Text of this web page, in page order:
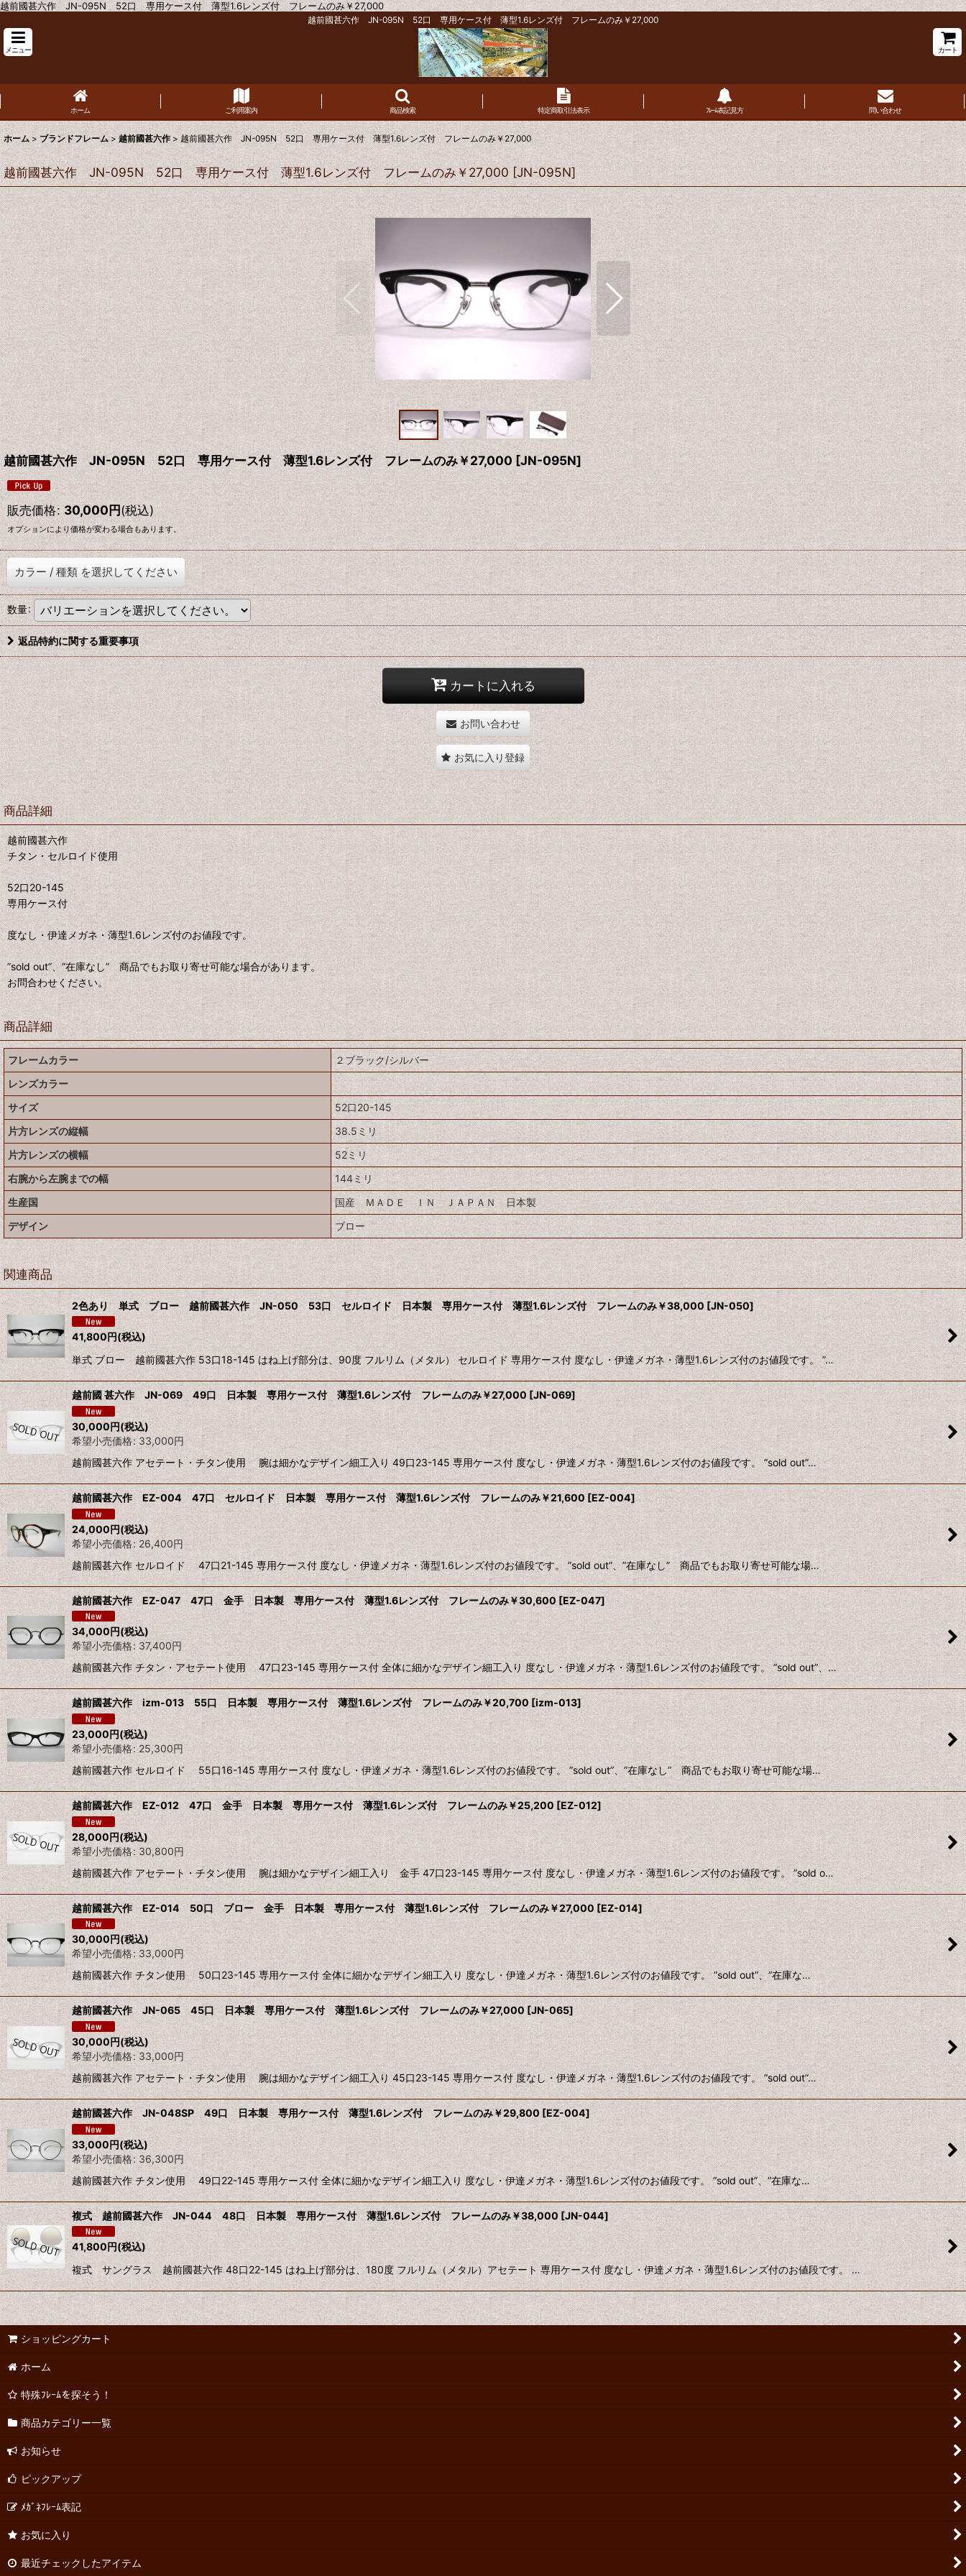
越前國甚六作 JN-095N 52口 専用ケース付 薄型1.6レンズ付 フレームのみ￥27,000
越前國甚六作 JN-095N 52口 専用ケース付 薄型1.6レンズ付 フレームのみ￥27,000
メニュー カート
ホーム ご利用案内 商品検索 特定商取引法表示 ﾌﾚｰﾑ表記見方 問い合わせ
ホーム > ブランドフレーム > 越前國甚六作 > 越前國甚六作 JN-095N 52口 専用ケース付 薄型1.6レンズ付 フレームのみ￥27,000
越前國甚六作 JN-095N 52口 専用ケース付 薄型1.6レンズ付 フレームのみ￥27,000 [JN-095N]
越前國甚六作 JN-095N 52口 専用ケース付 薄型1.6レンズ付 フレームのみ￥27,000 [JN-095N]
販売価格: 30,000円(税込)
オプションにより価格が変わる場合もあります。
カラー / 種類 を選択してください
数量:
返品特約に関する重要事項
カートに入れる
お問い合わせ
お気に入り登録
商品詳細
越前國甚六作
チタン・セルロイド使用
52口20-145
専用ケース付
度なし・伊達メガネ・薄型1.6レンズ付のお値段です。
”sold out”、”在庫なし” 商品でもお取り寄せ可能な場合があります。
お問合わせください。
商品詳細
フレームカラー
２ブラック/シルバー
レンズカラー
サイズ
52口20-145
片方レンズの縦幅
38.5ミリ
片方レンズの横幅
52ミリ
右腕から左腕までの幅
144ミリ
生産国
国産 ＭＡＤＥ ＩＮ ＪＡＰＡＮ 日本製
デザイン
ブロー
関連商品
2色あり 単式 ブロー 越前國甚六作 JN-050 53口 セルロイド 日本製 専用ケース付 薄型1.6レンズ付 フレームのみ￥38,000 [JN-050]
41,800円(税込)
単式 ブロー 越前國甚六作 53口18-145 はね上げ部分は、90度 フルリム（メタル） セルロイド 専用ケース付 度なし・伊達メガネ・薄型1.6レンズ付のお値段です。 ”…
越前國 甚六作 JN-069 49口 日本製 専用ケース付 薄型1.6レンズ付 フレームのみ￥27,000 [JN-069]
30,000円(税込)
希望小売価格: 33,000円
越前國甚六作 アセテート・チタン使用 腕は細かなデザイン細工入り 49口23-145 専用ケース付 度なし・伊達メガネ・薄型1.6レンズ付のお値段です。 ”sold out”…
越前國甚六作 EZ-004 47口 セルロイド 日本製 専用ケース付 薄型1.6レンズ付 フレームのみ￥21,600 [EZ-004]
24,000円(税込)
希望小売価格: 26,400円
越前國甚六作 セルロイド 47口21-145 専用ケース付 度なし・伊達メガネ・薄型1.6レンズ付のお値段です。 ”sold out”、”在庫なし” 商品でもお取り寄せ可能な場…
越前國甚六作 EZ-047 47口 金手 日本製 専用ケース付 薄型1.6レンズ付 フレームのみ￥30,600 [EZ-047]
34,000円(税込)
希望小売価格: 37,400円
越前國甚六作 チタン・アセテート使用 47口23-145 専用ケース付 全体に細かなデザイン細工入り 度なし・伊達メガネ・薄型1.6レンズ付のお値段です。 ”sold out”、…
越前國甚六作 izm-013 55口 日本製 専用ケース付 薄型1.6レンズ付 フレームのみ￥20,700 [izm-013]
23,000円(税込)
希望小売価格: 25,300円
越前國甚六作 セルロイド 55口16-145 専用ケース付 度なし・伊達メガネ・薄型1.6レンズ付のお値段です。 ”sold out”、”在庫なし” 商品でもお取り寄せ可能な場…
越前國甚六作 EZ-012 47口 金手 日本製 専用ケース付 薄型1.6レンズ付 フレームのみ￥25,200 [EZ-012]
28,000円(税込)
希望小売価格: 30,800円
越前國甚六作 アセテート・チタン使用 腕は細かなデザイン細工入り 金手 47口23-145 専用ケース付 度なし・伊達メガネ・薄型1.6レンズ付のお値段です。 ”sold o…
越前國甚六作 EZ-014 50口 ブロー 金手 日本製 専用ケース付 薄型1.6レンズ付 フレームのみ￥27,000 [EZ-014]
30,000円(税込)
希望小売価格: 33,000円
越前國甚六作 チタン使用 50口23-145 専用ケース付 全体に細かなデザイン細工入り 度なし・伊達メガネ・薄型1.6レンズ付のお値段です。 ”sold out”、”在庫な…
越前國甚六作 JN-065 45口 日本製 専用ケース付 薄型1.6レンズ付 フレームのみ￥27,000 [JN-065]
30,000円(税込)
希望小売価格: 33,000円
越前國甚六作 アセテート・チタン使用 腕は細かなデザイン細工入り 45口23-145 専用ケース付 度なし・伊達メガネ・薄型1.6レンズ付のお値段です。 ”sold out”…
越前國甚六作 JN-048SP 49口 日本製 専用ケース付 薄型1.6レンズ付 フレームのみ￥29,800 [EZ-004]
33,000円(税込)
希望小売価格: 36,300円
越前國甚六作 チタン使用 49口22-145 専用ケース付 全体に細かなデザイン細工入り 度なし・伊達メガネ・薄型1.6レンズ付のお値段です。 ”sold out”、”在庫な…
複式 越前國甚六作 JN-044 48口 日本製 専用ケース付 薄型1.6レンズ付 フレームのみ￥38,000 [JN-044]
41,800円(税込)
複式 サングラス 越前國甚六作 48口22-145 はね上げ部分は、180度 フルリム（メタル）アセテート 専用ケース付 度なし・伊達メガネ・薄型1.6レンズ付のお値段です。 …
ショッピングカート
ホーム
特殊ﾌﾚｰﾑを探そう！
商品カテゴリー一覧
お知らせ
ピックアップ
ﾒｶﾞﾈﾌﾚｰﾑ表記
お気に入り
最近チェックしたアイテム